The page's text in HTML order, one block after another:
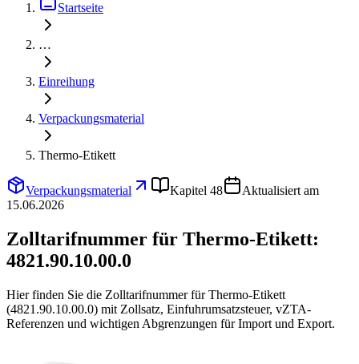
Startseite
…
Einreihung
Verpackungsmaterial
Thermo-Etikett
Verpackungsmaterial Kapitel 48
Aktualisiert am
15.06.2026
Zolltarifnummer für Thermo-Etikett:
4821.90.10.00.0
Hier finden Sie die Zolltarifnummer für Thermo-Etikett
(4821.90.10.00.0) mit Zollsatz, Einfuhrumsatzsteuer, vZTA-
Referenzen und wichtigen Abgrenzungen für Import und Export.